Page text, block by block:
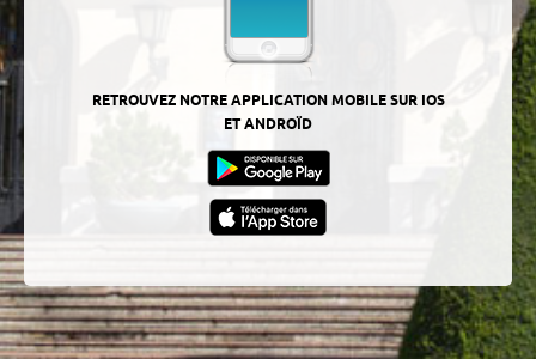
RETROUVEZ NOTRE APPLICATION MOBILE SUR IOS
ET ANDROÏD